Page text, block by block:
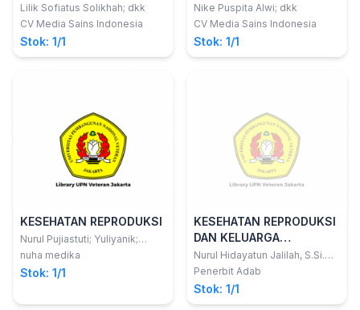
PERKOTAAN
Lilik Sofiatus Solikhah; dkk
CV Media Sains Indonesia
Stok: 1/1
Nike Puspita Alwi; dkk
CV Media Sains Indonesia
Stok: 1/1
KESEHATAN REPRODUKSI
Nurul Pujiastuti; Yuliyanik;
Yurissetiowati; dkk
nuha medika
Stok: 1/1
KESEHATAN REPRODUKSI
DAN KELUARGA
BERENCANA
Nurul Hidayatun Jalilah, S.Si.T.,
M.Keb,dkk
Penerbit Adab
Stok: 1/1